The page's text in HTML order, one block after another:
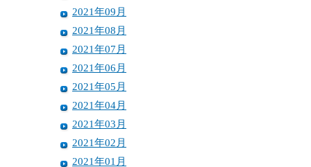
2021年09月
2021年08月
2021年07月
2021年06月
2021年05月
2021年04月
2021年03月
2021年02月
2021年01月